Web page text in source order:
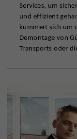
Services, um
und effizient
kümmert sich um
Demontage von
Transports oder